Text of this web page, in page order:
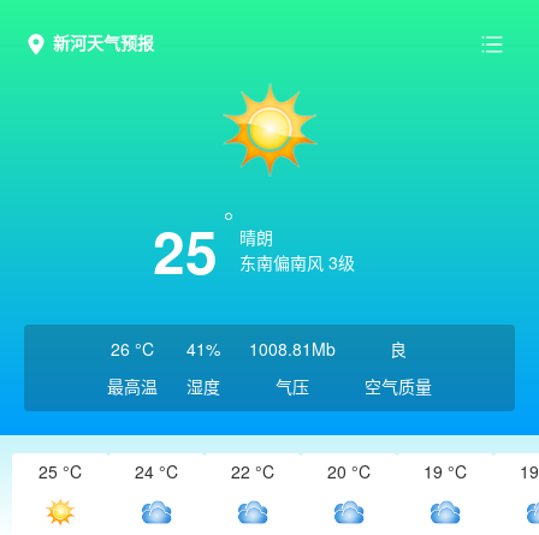
新河天气预报
25
晴朗
东南偏南风 3级
26 °C
最高温
41%
湿度
1008.81Mb
气压
良
空气质量
25 °C 24 °C 22 °C 20 °C 19 °C